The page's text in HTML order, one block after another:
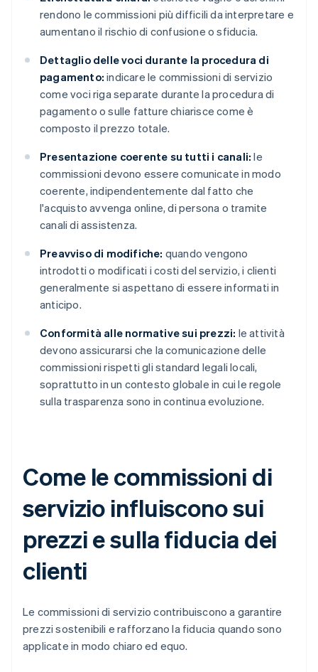
rendono le commissioni più difficili da interpretare e
aumentano il rischio di confusione o sfiducia.
Dettaglio delle voci durante la procedura di
pagamento: indicare le commissioni di servizio
come voci riga separate durante la procedura di
pagamento o sulle fatture chiarisce come è
composto il prezzo totale.
Presentazione coerente su tutti i canali: le
commissioni devono essere comunicate in modo
coerente, indipendentemente dal fatto che
l'acquisto avvenga online, di persona o tramite
canali di assistenza.
Preavviso di modifiche: quando vengono
introdotti o modificati i costi del servizio, i clienti
generalmente si aspettano di essere informati in
anticipo.
Conformità alle normative sui prezzi: le attività
devono assicurarsi che la comunicazione delle
commissioni rispetti gli standard legali locali,
soprattutto in un contesto globale in cui le regole
sulla trasparenza sono in continua evoluzione.
Come le commissioni di
servizio influiscono sui
prezzi e sulla fiducia dei
clienti
Le commissioni di servizio contribuiscono a garantire
prezzi sostenibili e rafforzano la fiducia quando sono
applicate in modo chiaro ed equo.